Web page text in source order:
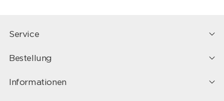
Service
Bestellung
Informationen